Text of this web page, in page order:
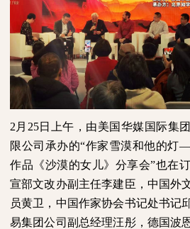
2 月 25日上午，由美国华媒国际集
限公司承办的“作家雪漠和他的灯
作品《沙漠的女儿》分享会”也在
宣部文改办副主任李建臣，中国外
员黄卫，中国作家协会书记处书记
易集团公司副总经理汪彤，德国波